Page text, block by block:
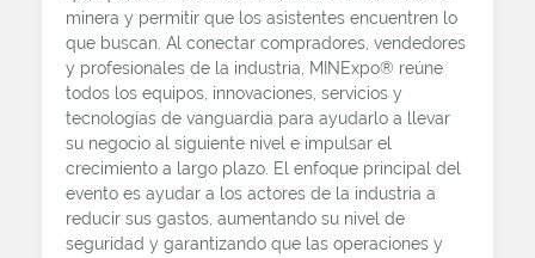
minera y permitir que los asistentes encuentren lo
que buscan. Al conectar compradores, vendedores
y profesionales de la industria, MINExpo® reúne
todos los equipos, innovaciones, servicios y
tecnologías de vanguardia para ayudarlo a llevar
su negocio al siguiente nivel e impulsar el
crecimiento a largo plazo. El enfoque principal del
evento es ayudar a los actores de la industria a
reducir sus gastos, aumentando su nivel de
seguridad y garantizando que las operaciones y